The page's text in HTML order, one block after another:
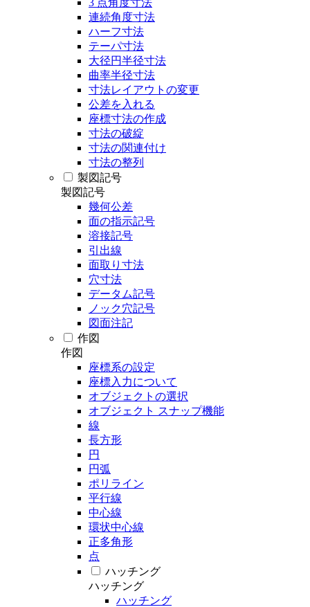
3 点角度寸法
連続角度寸法
ハーフ寸法
テーパ寸法
大径円半径寸法
曲率半径寸法
寸法レイアウトの変更
公差を入れる
座標寸法の作成
寸法の破綻
寸法の関連付け
寸法の整列
製図記号
製図記号
幾何公差
面の指示記号
溶接記号
引出線
面取り寸法
穴寸法
データム記号
ノック穴記号
図面注記
作図
作図
座標系の設定
座標入力について
オブジェクトの選択
オブジェクト スナップ機能
線
長方形
円
円弧
ポリライン
平行線
中心線
環状中心線
正多角形
点
ハッチング
ハッチング
ハッチング